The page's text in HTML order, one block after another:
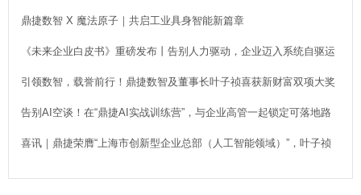
鼎捷数智 X 魔法原子｜共启工业具身智能新篇章
《未来企业白皮书》重磅发布丨告别人力驱动，企业迈入系统自驱运
行新时代！
引领数智，载誉前行！鼎捷数智及董事长叶子祯喜获新财富双项大奖
告别AI空谈！在“鼎捷AI实战训练营”，与企业高管一起锁定可落地路
径
喜讯｜鼎捷荣膺“上海市创新型企业总部（人工智能领域）”，叶子祯